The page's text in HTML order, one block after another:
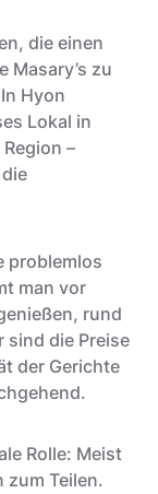
die einen
Masary’s zu
Hyon
Lokal in
–
problemlos
man vor
rund
sind die Preise
der Gerichte
Rolle: Meist
zum Teilen.